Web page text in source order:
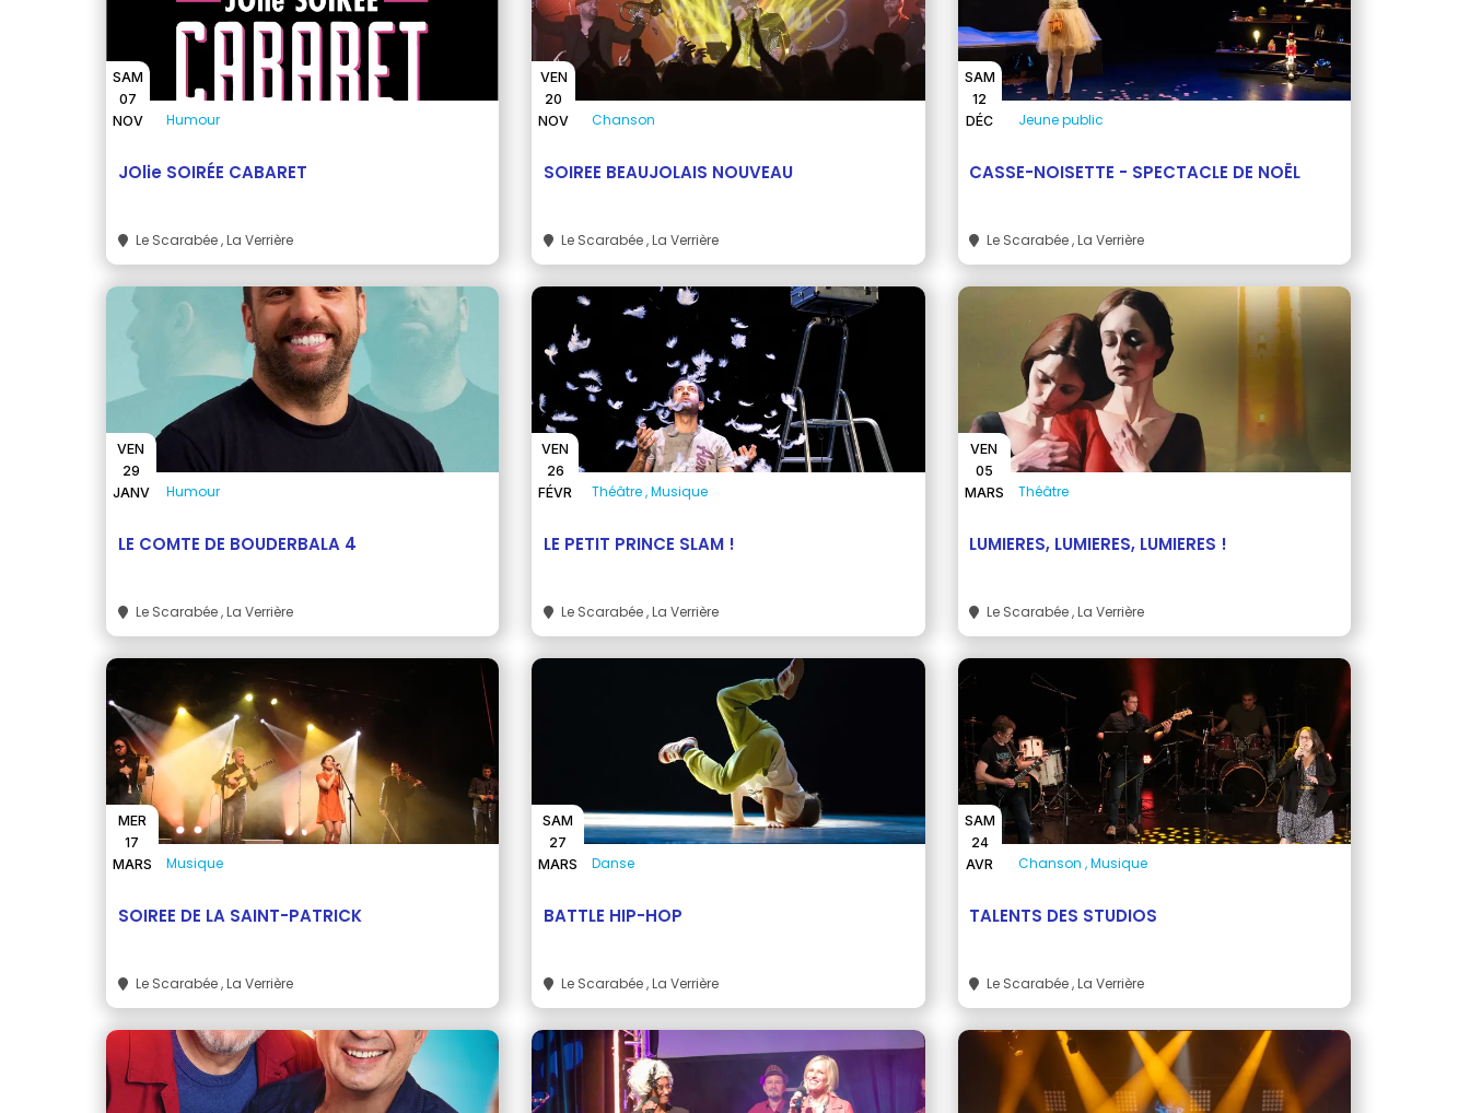
SAM
07
NOV
Humour
JOlie SOIRÉE CABARET
Le Scarabée , La Verrière
VEN
20
NOV
Chanson
SOIREE BEAUJOLAIS NOUVEAU
Le Scarabée, La Verrière
SAM
12
DÉC
Jeune public
CASSE-NOISETTE - SPECTACLE DE NOËL
Le Scarabée, La Verrière
VEN
29
JANV
Humour
LE COMTE DE BOUDERBALA 4
Le Scarabée , La Verrière
VEN
26
FÉVR
Théâtre Musique
LE PETIT PRINCE SLAM !
Le Scarabée, La Verrière
VEN
05
MARS
Théâtre
LUMIERES, LUMIERES, LUMIERES !
Le Scarabée, La Verrière
MER
17
MARS
Musique
SOIREE DE LA SAINT-PATRICK
Le Scarabée , La Verrière
SAM
27
MARS
Danse
BATTLE HIP-HOP
Le Scarabée, La Verrière
SAM
24
AVR
Chanson Musique
TALENTS DES STUDIOS
Le Scarabée, La Verrière